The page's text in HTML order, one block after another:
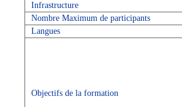
Infrastructure
Nombre Maximum de participants
Langues
Objectifs de la formation